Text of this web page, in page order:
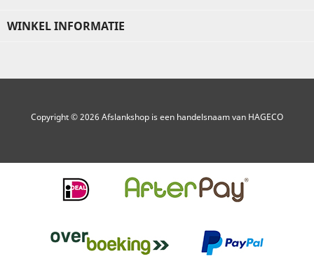
WINKEL INFORMATIE
Copyright © 2026 Afslankshop is een handelsnaam van HAGECO